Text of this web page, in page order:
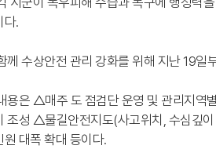
다.
께 수상안전 관리 강화를 위해 지난 19일
용은 △매주 도 점검단 운영 및 관리지역
조성 △물길안전지도(사고위치, 수심깊
원 대폭 확대 등이다.